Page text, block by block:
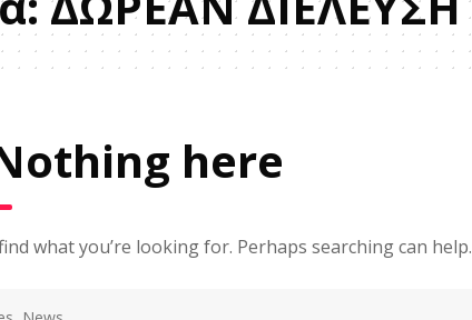
here
what you’re looking for. Perhaps searching can help.